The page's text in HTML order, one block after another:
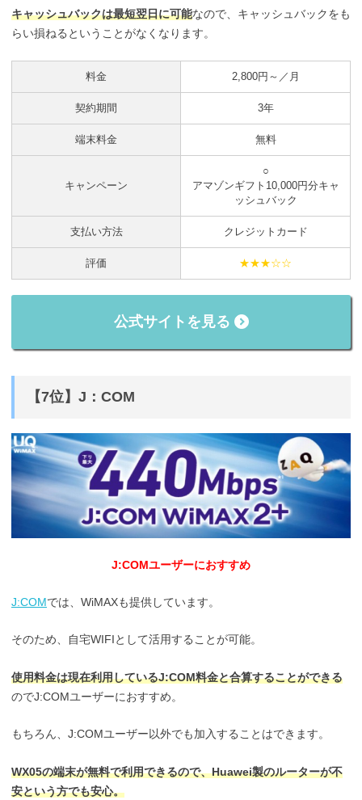
キャッシュバックは最短翌日に可能なので、キャッシュバックをも
らい損ねるということがなくなります。
料金 2,800円～／月
契約期間 3年
端末料金 無料
キャンペーン
○
アマゾンギフト10,000円分キャ
ッシュバック
支払い方法 クレジットカード
評価 ★★★☆☆
公式サイトを見る
【7位】J：COM
J:COMユーザーにおすすめ
J:COMでは、WiMAXも提供しています。
そのため、自宅WIFIとして活用することが可能。
使用料金は現在利用しているJ:COM料金と合算することができる
のでJ:COMユーザーにおすすめ。
もちろん、J:COMユーザー以外でも加入することはできます。
WX05の端末が無料で利用できるので、Huawei製のルーターが不
安という方でも安心。